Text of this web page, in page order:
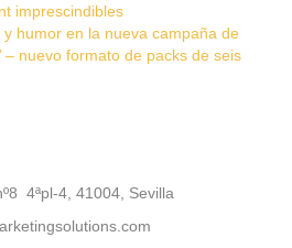
imprescindibles
humor en la nueva campaña de
– nuevo formato de packs de seis
4ªpl-4, 41004, Sevilla